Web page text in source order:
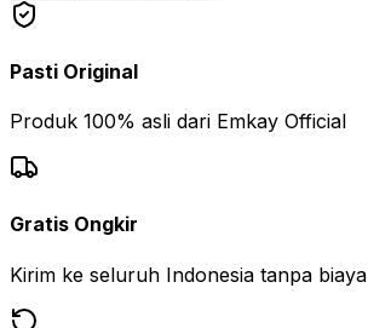
Pasti Original
Produk 100% asli dari Emkay Official
Gratis Ongkir
Kirim ke seluruh Indonesia tanpa biaya